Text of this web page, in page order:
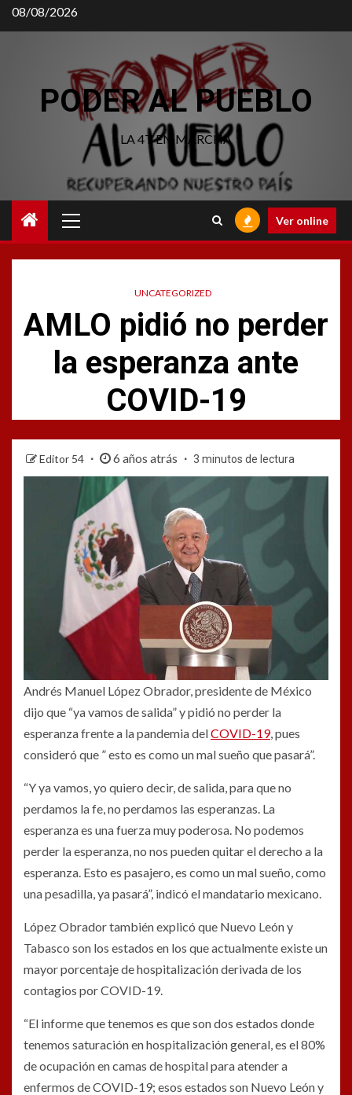
Saltar
al
08/08/2026
PODER AL PUEBLO
LA 4T EN MARCHA
principal
Ver online
UNCATEGORIZED
AMLO pidió no perder
la esperanza ante
COVID-19
Editor 54 6 años atrás 3 minutos de lectura
Andrés Manuel López Obrador, presidente de México
dijo que “ya vamos de salida” y pidió no perder la
esperanza frente a la pandemia delCOVID-19, pues
consideró que ” esto es como un mal sueño que pasará”.
“Y ya vamos, yo quiero decir, de salida, para que no
perdamos la fe, no perdamos las esperanzas. La
esperanza es una fuerza muy poderosa. No podemos
perder la esperanza, no nos pueden quitar el derecho a la
esperanza. Esto es pasajero, es como un mal sueño, como
una pesadilla, ya pasará”, indicó el mandatario mexicano.
López Obrador también explicó que Nuevo León y
Tabasco son los estados en los que actualmente existe un
mayor porcentaje de hospitalización derivada de los
contagios por COVID-19.
“El informe que tenemos es que son dos estados donde
tenemos saturación en hospitalización general, es el 80%
de ocupación en camas de hospital para atender a
enfermos de COVID-19; esos estados son Nuevo León y